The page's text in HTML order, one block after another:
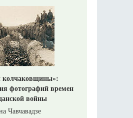
фотографий времен
войны
Чавчавадзе